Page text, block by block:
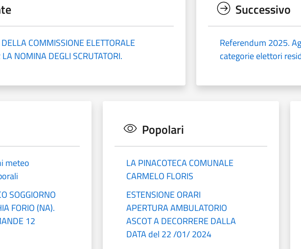
COMMISSIONE ELETTORALE
NOMINA DEGLI SCRUTATORI.
Successivo
Referendum 2025.
categorie elettori
meteo
SOGGIORNO
FORIO (NA).
12
Popolari
LA PINACOTECA COMUNALE
CARMELO FLORIS
ESTENSIONE ORARI
APERTURA AMBULATORIO
ASCOT A DECORRERE DALLA
DATA del 22 /01/ 2024